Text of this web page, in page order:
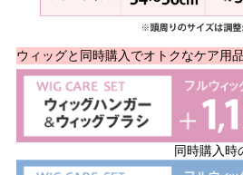
ウィッグと同時購入でオトクなケア用
同時購入時